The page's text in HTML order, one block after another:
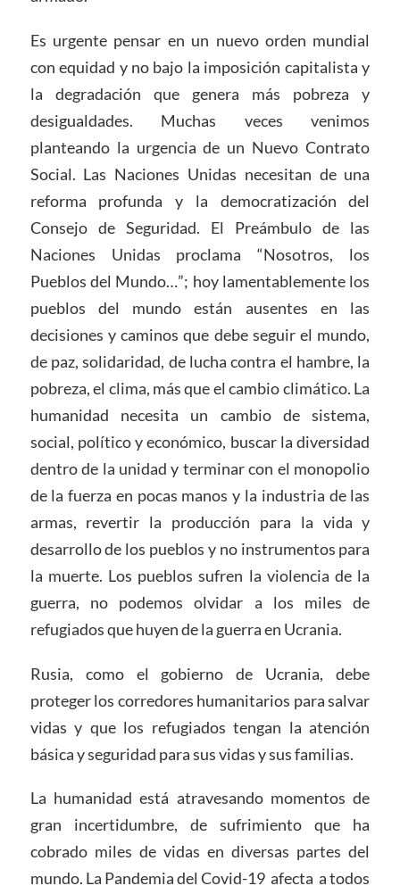
Es urgente pensar en un nuevo orden mundial
con equidad y no bajo la imposición capitalista y
la degradación que genera más pobreza y
desigualdades. Muchas veces venimos
planteando la urgencia de un Nuevo Contrato
Social. Las Naciones Unidas necesitan de una
reforma profunda y la democratización del
Consejo de Seguridad. El Preámbulo de las
Naciones Unidas proclama “Nosotros, los
Pueblos del Mundo…”; hoy lamentablemente los
pueblos del mundo están ausentes en las
decisiones y caminos que debe seguir el mundo,
de paz, solidaridad, de lucha contra el hambre, la
pobreza, el clima, más que el cambio climático. La
humanidad necesita un cambio de sistema,
social, político y económico, buscar la diversidad
dentro de la unidad y terminar con el monopolio
de la fuerza en pocas manos y la industria de las
armas, revertir la producción para la vida y
desarrollo de los pueblos y no instrumentos para
la muerte. Los pueblos sufren la violencia de la
guerra, no podemos olvidar a los miles de
refugiados que huyen de la guerra en Ucrania.
Rusia, como el gobierno de Ucrania, debe
proteger los corredores humanitarios para salvar
vidas y que los refugiados tengan la atención
básica y seguridad para sus vidas y sus familias.
La humanidad está atravesando momentos de
gran incertidumbre, de sufrimiento que ha
cobrado miles de vidas en diversas partes del
mundo. La Pandemia del Covid-19 afecta a todos